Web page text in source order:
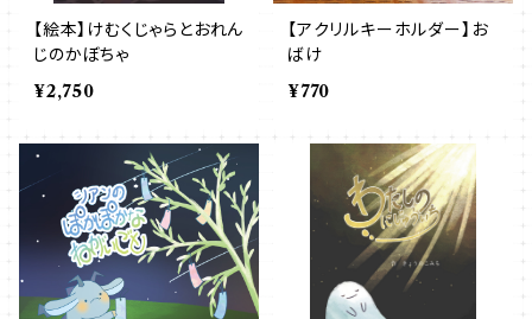
【絵本】けむくじゃらとおれん
じのかぼちゃ
¥2,750
【アクリルキーホルダー】お
ばけ
¥770